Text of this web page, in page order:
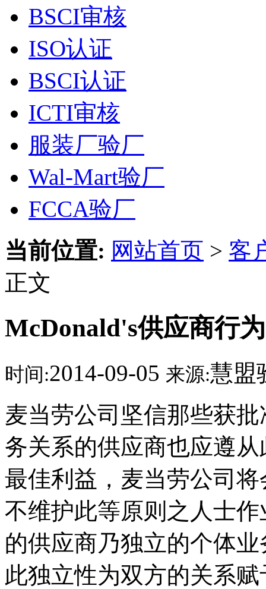
BSCI审核
ISO认证
BSCI认证
ICTI审核
服装厂验厂
Wal-Mart验厂
FCCA验厂
当前位置: 网站首页 > 客
正文
McDonald's供应商行
时间:2014-09-05 来源:慧盟
麦当劳公司坚信那些获
务关系的供应商也应遵
最佳利益，麦当劳公司
不维护此等原则之人士
的供应商乃独立的个体
此独立性为双方的关系